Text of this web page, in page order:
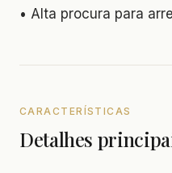
• Alta procura para
CARACTERÍSTICAS
Detalhes